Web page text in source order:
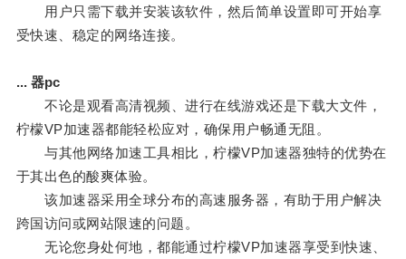
用户只需下载并安装该软件，然后简单设置即可开始享
受快速、稳定的网络连接。
... 器pc
不论是观看高清视频、进行在线游戏还是下载大文件，
柠檬VP加速器都能轻松应对，确保用户畅通无阻。
与其他网络加速工具相比，柠檬VP加速器独特的优势在
于其出色的酸爽体验。
该加速器采用全球分布的高速服务器，有助于用户解决
跨国访问或网站限速的问题。
无论您身处何地，都能通过柠檬VP加速器享受到快速、